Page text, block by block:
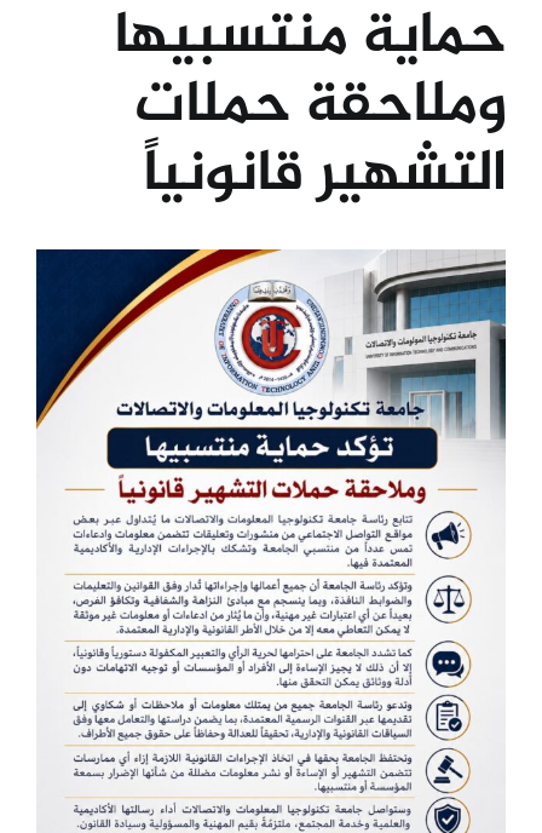
حماية منتسبيها
وملاحقة حملات
التشهير قانونياً
View
Larger
Image